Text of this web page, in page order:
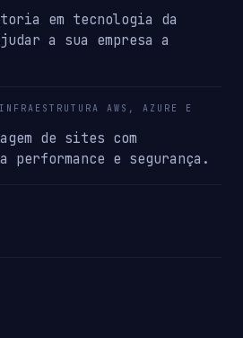
em tecnologia da
a sua empresa a
AWS, AZURE E
de sites com
e segurança.